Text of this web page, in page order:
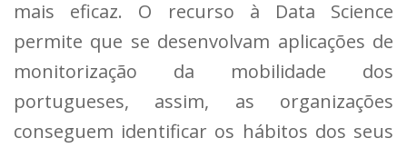
mais eficaz. O recurso à Data Science
permite que se desenvolvam aplicações de
monitorização da mobilidade dos
portugueses, assim, as organizações
conseguem identificar os hábitos dos seus